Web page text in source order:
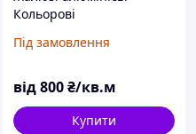
Кольорові
Під замовлення
від800₴/кв.м
Купити